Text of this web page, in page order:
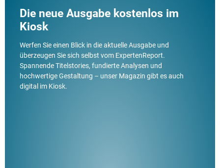
Die neue Ausgabe kostenlos im
Kiosk
Werfen Sie einen Blick in die aktuelle Ausgabe und
überzeugen Sie sich selbst vom ExpertenReport.
Spannende Titelstories, fundierte Analysen und
hochwertige Gestaltung – unser Magazin gibt es auch
digital im Kiosk.